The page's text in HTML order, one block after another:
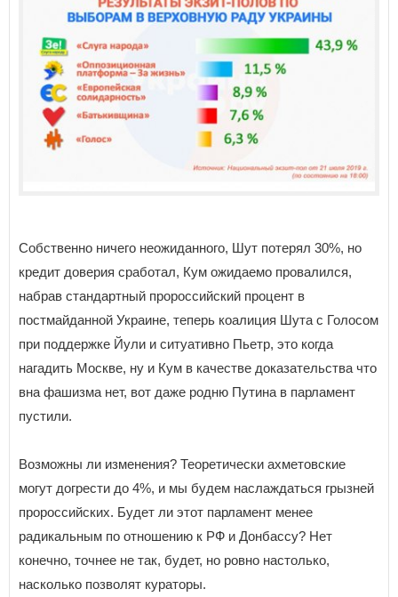
Собственно ничего неожиданного, Шут потерял 30%, но
кредит доверия сработал, Кум ожидаемо провалился,
набрав стандартный пророссийский процент в
постмайданной Украине, теперь коалиция Шута с Голосом
при поддержке Йули и ситуативно Пьетр, это когда
нагадить Москве, ну и Кум в качестве доказательства что
вна фашизма нет, вот даже родню Путина в парламент
пустили.
Возможны ли изменения? Теоретически ахметовские
могут догрести до 4%, и мы будем наслаждаться грызней
пророссийских. Будет ли этот парламент менее
радикальным по отношению к РФ и Донбассу? Нет
конечно, точнее не так, будет, но ровно настолько,
насколько позволят кураторы.